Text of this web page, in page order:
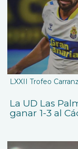
LXXII Trofeo
La UD Las
ganar 1-3 al